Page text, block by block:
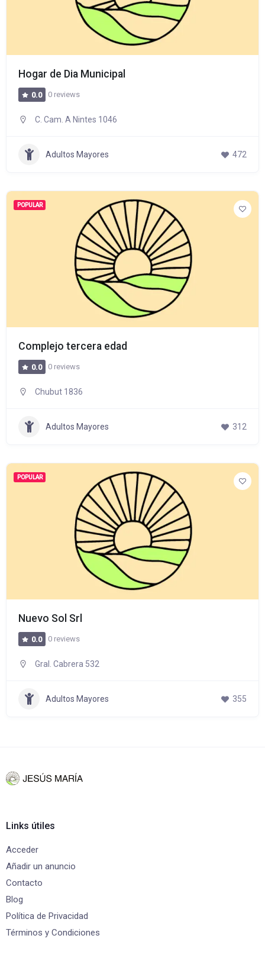
Hogar de Dia Municipal
0.0 0 reviews
C. Cam. A Nintes 1046
Adultos Mayores 472
POPULAR
Complejo tercera edad
0.0 0 reviews
Chubut 1836
Adultos Mayores 312
POPULAR
Nuevo Sol Srl
0.0 0 reviews
Gral. Cabrera 532
Adultos Mayores 355
Links útiles
Acceder
Añadir un anuncio
Contacto
Blog
Política de Privacidad
Términos y Condiciones